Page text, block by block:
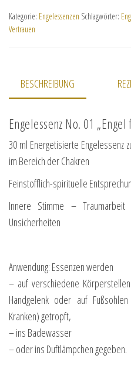
Kategorie: Engelessenzen Schlagwörter:
Vertrauen
BESCHREIBUNG
Engelessenz No. 01
30 ml Energetisierte Engelessenz
im Bereich der Chakren
Feinstofflich-spirituelle
Innere Stimme –
Unsicherheiten
Anwendung: Essenzen werden
– auf verschiedene
Handgelenk oder auf
Kranken) getropft,
– ins Badewasser
– oder ins Duftlämpchen gegeben.